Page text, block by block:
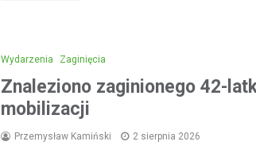
Wydarzenia Zaginięcia
Znaleziono zaginionego 42-
mobilizacji
Przemysław Kamiński 2 sierpnia 2026